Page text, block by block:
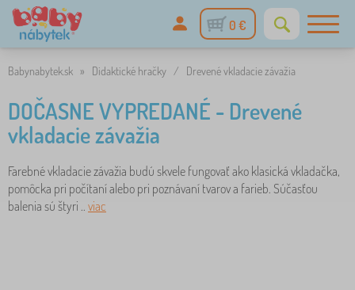
0 €
Babynabytek.sk » Didaktické hračky / Drevené vkladacie závažia
DOČASNE VYPREDANÉ - Drevené
vkladacie závažia
Farebné vkladacie závažia budú skvele fungovať ako klasická vkladačka,
pomôcka pri počítaní alebo pri poznávaní tvarov a farieb. Súčasťou
balenia sú štyri .. viac